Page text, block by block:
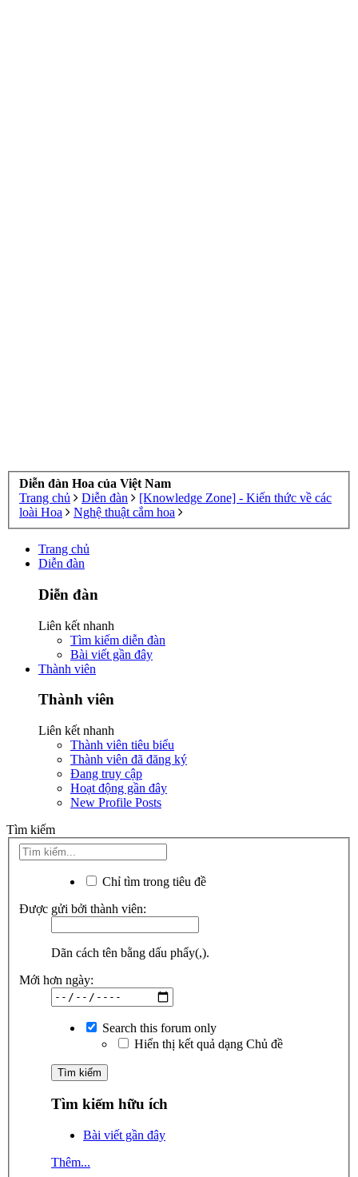
Diễn đàn Hoa của Việt Nam
Trang chủ
Diễn đàn
[Knowledge Zone] - Kiến thức về các
loài Hoa
Nghệ thuật cắm hoa
Trang chủ
Diễn đàn
Diễn đàn
Liên kết nhanh
Tìm kiếm diễn đàn
Bài viết gần đây
Thành viên
Thành viên
Liên kết nhanh
Thành viên tiêu biểu
Thành viên đã đăng ký
Đang truy cập
Hoạt động gần đây
New Profile Posts
Tìm kiếm
Chỉ tìm trong tiêu đề
Được gửi bởi thành viên:
Dãn cách tên bằng dấu phẩy(,).
Mới hơn ngày:
Search this forum only
Hiển thị kết quả dạng Chủ đề
Tìm kiếm hữu ích
Bài viết gần đây
Thêm...